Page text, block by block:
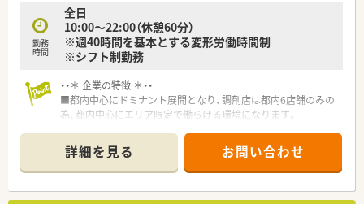
で取得できる半休制度なども柔軟に活用されております。
勤務
時間
全日
10:00～22:00（休憩60分）
※週40時間を基本とする変形労働時間制
※シフト制勤務
・・＊ 企業の特徴 ＊・・
■都内中心にドミナント展開となり、調剤店は都内6店舗のみの
為、都内中心にエリア限定で働らける環境になります。
を除き、基本的に日・祝は休みの為、オンオフ分けて働けます。
■完全週休2日制。有給消化率も高く、お休みも取りやすい環境
です。
■勤続約30年の薬剤師も在籍しており、定着率も良く、長く腰を
詳細を見る お問い合わせ